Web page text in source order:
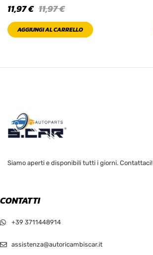
11,97€
11,97€
AGGIUNGI AL CARRELLO
Siamo aperti e disponibili tutti i giorni. Contattaci!
CONTATTI
+39 3711448914
assistenza@autoricambiscar.it